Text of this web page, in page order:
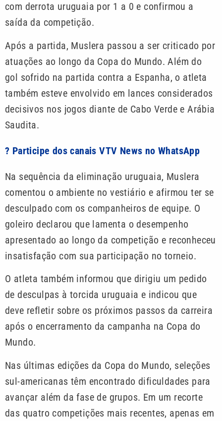
com derrota uruguaia por 1 a 0 e confirmou a
saída da competição.
Após a partida, Muslera passou a ser criticado por
atuações ao longo da Copa do Mundo. Além do
gol sofrido na partida contra a Espanha, o atleta
também esteve envolvido em lances considerados
decisivos nos jogos diante de Cabo Verde e Arábia
Saudita.
? Participe dos canais VTV News no WhatsApp
Na sequência da eliminação uruguaia, Muslera
comentou o ambiente no vestiário e afirmou ter se
desculpado com os companheiros de equipe. O
goleiro declarou que lamenta o desempenho
apresentado ao longo da competição e reconheceu
insatisfação com sua participação no torneio.
O atleta também informou que dirigiu um pedido
de desculpas à torcida uruguaia e indicou que
deve refletir sobre os próximos passos da carreira
após o encerramento da campanha na Copa do
Mundo.
Nas últimas edições da Copa do Mundo, seleções
sul-americanas têm encontrado dificuldades para
avançar além da fase de grupos. Em um recorte
das quatro competições mais recentes, apenas em